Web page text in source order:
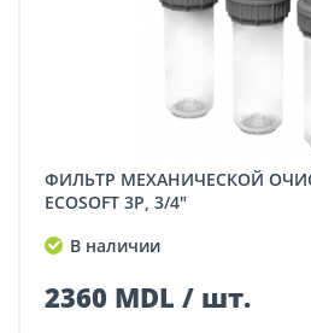
ФИЛЬТР МЕХАНИЧЕСКОЙ ОЧИСТКИ, ТРОЙНОЙ,
ECOSOFT 3P, 3/4"
В наличии
2360 MDL / шт.